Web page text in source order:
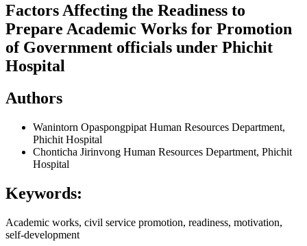
Factors Affecting the Readiness to
Prepare Academic Works for Promotion
of Government officials under Phichit
Hospital
Authors
Wanintorn Opaspongpipat Human Resources Department,
Phichit Hospital
Chonticha Jirinvong Human Resources Department, Phichit
Hospital
Keywords:
Academic works, civil service promotion, readiness, motivation,
self-development